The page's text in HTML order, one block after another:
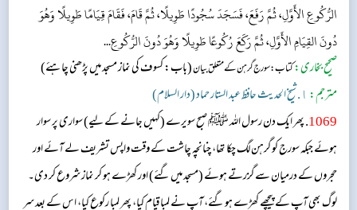
الرُّكُوعِ الأَوَّلِ، ثُمَّ رَفَعَ، فَسَجَدَ سُجُودًا طَوِيلًا، ثُمَّ قَامَ، فَقَامَ قِيَامًا طَوِيلًا وَهُوَ
دُونَ القِيَامِ الأَوَّلِ، ثُمَّ رَكَعَ رُكُوعًا طَوِيلًا وَهُوَ دُونَ الرُّكُوعِ...
صحیح بخاری:کتاب: سورج گرہن کے متعلق بیان(باب: کسوف کی نماز مسجد میں پڑھنی چاہئے)
مترجم: ١. شیخ الحدیث حافظ عبد الستار حماد (دار السلام)
1069 . پھر ایک دن رسول اللہ ﷺ صبح سویرے (کہیں جانے کے لیے) سواری پر سوار
ہوئے جبکہ سورج کو گرہن لگ چکا تھا، چنانچہ چاشت کے وقت واپس تشریف لے آئے اور
حجروں کے درمیان سے گزرتے ہوئے (مسجد میں گئے) اور کھڑے ہو کر نماز شروع کر دی۔
لوگ بھی آپ کے پیچھے کھڑے ہو گئے، آپ نے لمبا قیام کیا، پھر لمبا رکوع کیا، اس کے بعد سر